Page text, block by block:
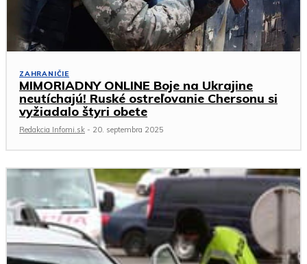
ZAHRANIČIE
MIMORIADNY ONLINE Boje na Ukrajine
neutíchajú! Ruské ostreľovanie Chersonu si
vyžiadalo štyri obete
Redakcia Infomi.sk - 20. septembra 2025